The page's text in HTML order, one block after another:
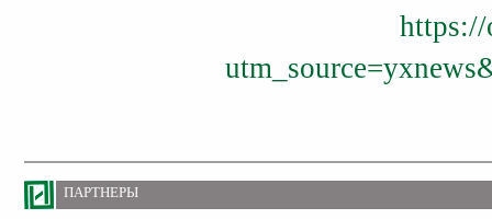
https://
ПАРТНЕРЫ